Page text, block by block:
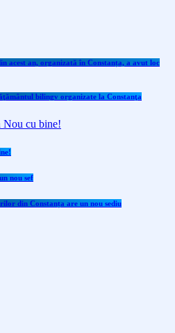
acest an, organizată în Constanța, a avut loc
bilingv organizate la Constanţa
nou sef
din Constanța are un nou sediu